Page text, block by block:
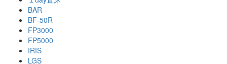
BAR
BF-50R
FP3000
FP5000
IRIS
LGS